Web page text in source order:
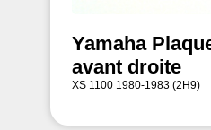
Yamaha
avant droite
XS 1100 1980-1983 (2H9)